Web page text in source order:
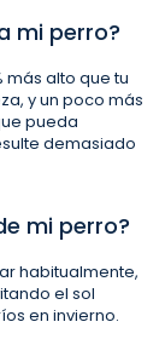
mi perro?
más alto que tu
y un poco más
pueda
demasiado
mi perro?
habitualmente,
el sol
en invierno.